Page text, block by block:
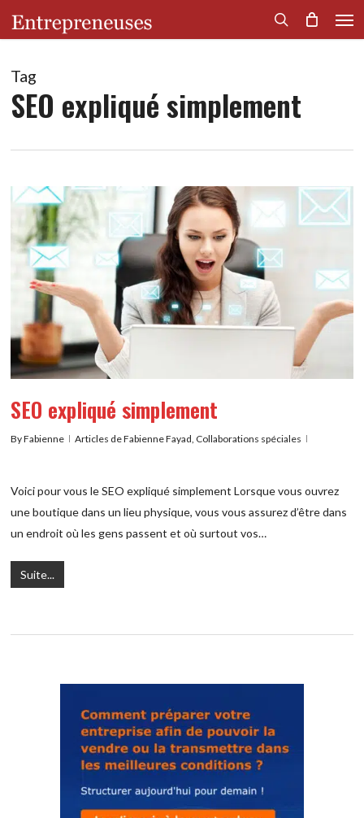
content
search
Tag
SEO expliqué simplement
SEO expliqué simplement
ByFabienne Articles de Fabienne Fayad, Collaborations spéciales
Voici pour vous le SEO expliqué simplement Lorsque vous ouvrez
une boutique dans un lieu physique, vous vous assurez d’être dans
un endroit où les gens passent et où surtout vos…
Suite...